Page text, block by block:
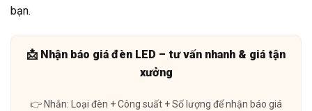
bạn.
📩 Nhận báo giá đèn LED – tư vấn nhanh & giá tận
xưởng
👉 Nhắn: Loại đèn + Công suất + Số lượng để nhận báo giá